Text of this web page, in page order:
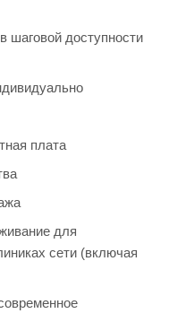
шаговой доступности
плата
для
сети (включая